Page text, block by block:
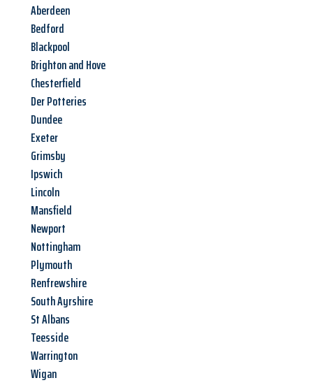
Aberdeen
Bedford
Blackpool
Brighton and Hove
Chesterfield
Der Potteries
Dundee
Exeter
Grimsby
Ipswich
Lincoln
Mansfield
Newport
Nottingham
Plymouth
Renfrewshire
South Ayrshire
St Albans
Teesside
Warrington
Wigan